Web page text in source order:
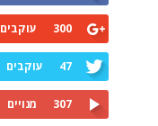
300 עוקבים
47 עוקבים
307 מנויים